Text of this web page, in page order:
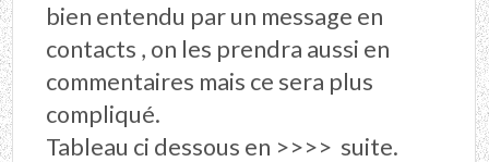
bien entendu par un message en
contacts , on les prendra aussi en
commentaires mais ce sera plus
compliqué.
Tableau ci dessous en >>>> suite.